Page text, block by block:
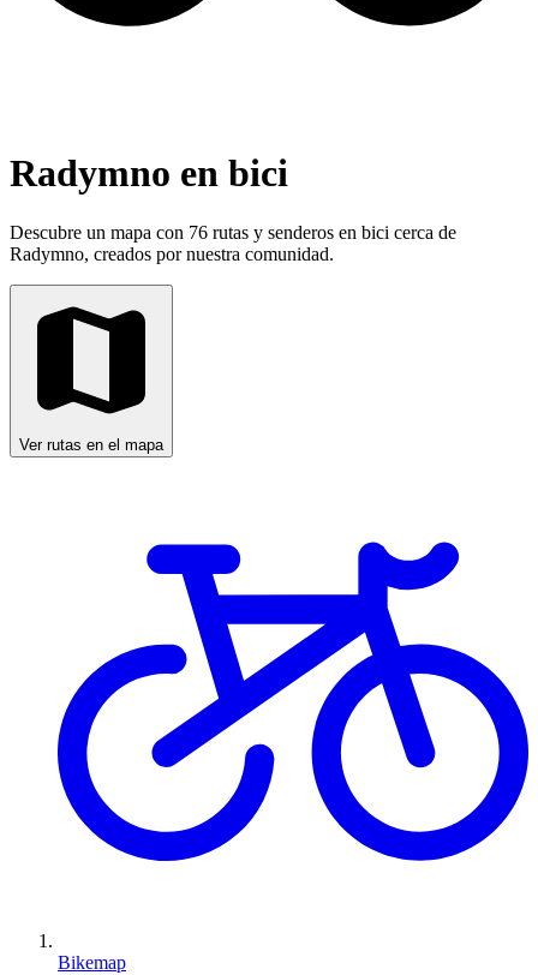
Radymno en bici
Descubre un mapa con 76 rutas y senderos en bici cerca de
Radymno, creados por nuestra comunidad.
Ver rutas en el mapa
Bikemap